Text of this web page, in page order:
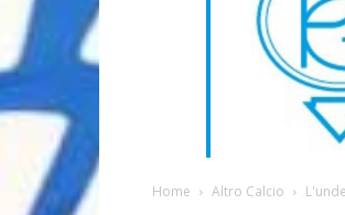
Home Altro Calcio